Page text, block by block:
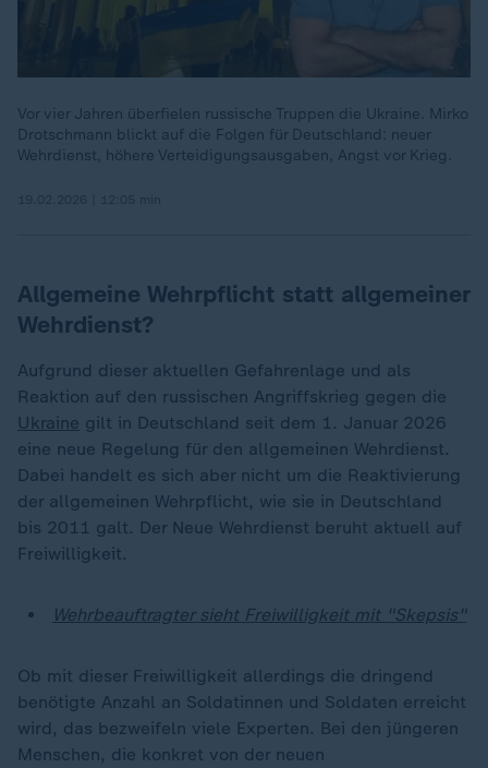
Vor vier Jahren überfielen russische Truppen die Ukraine. Mirko
Drotschmann blickt auf die Folgen für Deutschland: neuer
Wehrdienst, höhere Verteidigungsausgaben, Angst vor Krieg.
Allgemeine Wehrpflicht statt allgemeiner
Wehrdienst?
Aufgrund dieser aktuellen Gefahrenlage und als
Reaktion auf den russischen Angriffskrieg gegen die
Ukraine gilt in Deutschland seit dem 1. Januar 2026
eine neue Regelung für den allgemeinen Wehrdienst.
Dabei handelt es sich aber nicht um die Reaktivierung
der allgemeinen Wehrpflicht, wie sie in Deutschland
bis 2011 galt. Der Neue Wehrdienst beruht aktuell auf
Freiwilligkeit.
Wehrbeauftragter sieht Freiwilligkeit mit "Skepsis"
Ob mit dieser Freiwilligkeit allerdings die dringend
benötigte Anzahl an Soldatinnen und Soldaten erreicht
wird, das bezweifeln viele Experten. Bei den jüngeren
Menschen, die konkret von der neuen